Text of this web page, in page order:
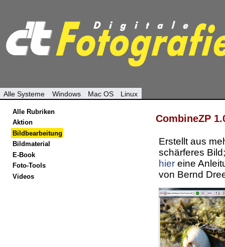
Alle Systeme Windows Mac OS Linux
CombineZP
Erstellt aus
schärferes
hier eine
von Bernd
Alle Rubriken
Aktion
Bildbearbeitung
Bildmaterial
E-Book
Foto-Tools
Videos